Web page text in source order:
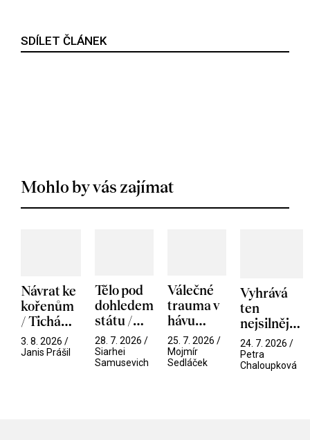
SDÍLET ČLÁNEK
Mohlo by vás zajímat
Návrat ke
kořenům
/ Tichá
přítelkyně
3. 8. 2026 /
Janis Prášil
Tělo pod
dohledem
státu /
Pramen
28. 7. 2026 /
Siarhei
Samusevich
Válečné
trauma v
hávu
spektáklu
/ Odyssea
25. 7. 2026 /
Mojmír
Sedláček
Vyhrává
ten
nejsilnější
/ V nitru
manosféry
24. 7. 2026 /
Petra
Chaloupková